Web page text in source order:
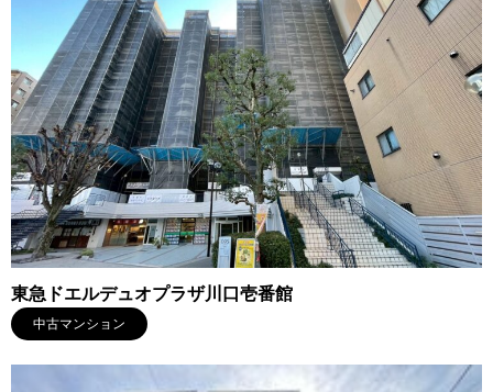
東急ドエルデュオプラザ川口壱番館
中古マンション